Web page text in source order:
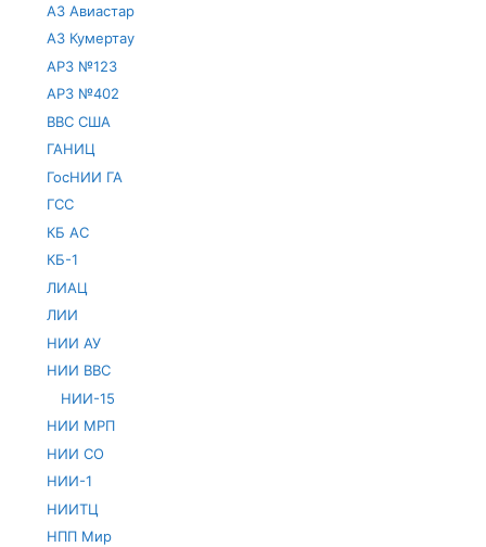
АЗ Авиастар
АЗ Кумертау
АРЗ №123
АРЗ №402
ВВС США
ГАНИЦ
ГосНИИ ГА
ГСС
КБ АС
КБ-1
ЛИАЦ
ЛИИ
НИИ АУ
НИИ ВВС
НИИ-15
НИИ МРП
НИИ СО
НИИ-1
НИИТЦ
НПП Мир